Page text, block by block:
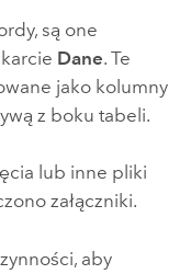
są one
Dane. Te
jako kolumny
z boku tabeli.
lub inne pliki
załączniki.
aby